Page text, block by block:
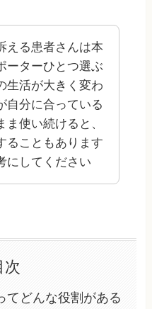
える患者さんは本
ーターひとつ選ぶ
生活が大きく変わ
自分に合っている
ま使い続けると、
ることもあります
にしてください
次
てどんな役割がある